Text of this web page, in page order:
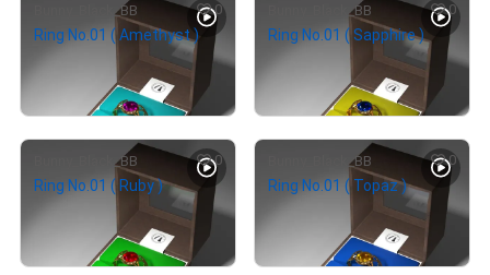
# 4/5
Bunny_Black_BB 0
Ring No.01 ( Amethyst )
¥2,000
売出し（初回販売）
Bunny_Black_BB 0
Ring No.01 ( Sapphire )
¥2,000
売出し（初回販売）
Bunny_Black_BB 0
Ring No.01 ( Ruby )
¥2,000
売出し（初回販売）
Bunny_Black_BB 0
Ring No.01 ( Topaz )
¥2,000
売出し（初回販売）